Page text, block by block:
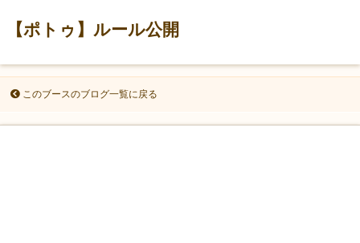
【ポトゥ】ルール公開
このブースのブログ一覧に戻る